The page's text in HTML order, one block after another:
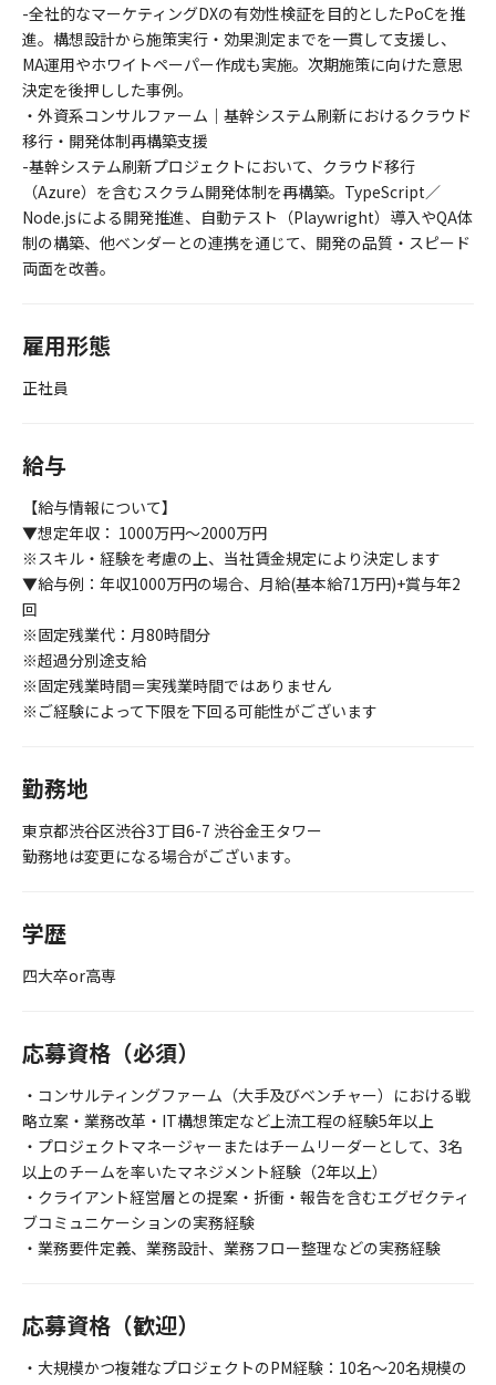
-全社的なマーケティングDXの有効性検証を目的としたPoCを推
進。構想設計から施策実行・効果測定までを一貫して支援し、
MA運用やホワイトペーパー作成も実施。次期施策に向けた意思
決定を後押しした事例。
・外資系コンサルファーム｜基幹システム刷新におけるクラウド
移行・開発体制再構築支援
-基幹システム刷新プロジェクトにおいて、クラウド移行
（Azure）を含むスクラム開発体制を再構築。TypeScript／
Node.jsによる開発推進、自動テスト（Playwright）導入やQA体
制の構築、他ベンダーとの連携を通じて、開発の品質・スピード
両面を改善。
雇用形態
正社員
給与
【給与情報について】
▼想定年収： 1000万円～2000万円
※スキル・経験を考慮の上、当社賃金規定により決定します
▼給与例：年収1000万円の場合、月給(基本給71万円)+賞与年2
回
※固定残業代：月80時間分
※超過分別途支給
※固定残業時間＝実残業時間ではありません
※ご経験によって下限を下回る可能性がございます
勤務地
東京都渋谷区渋谷3丁目6-7 渋谷金王タワー
勤務地は変更になる場合がございます。
学歴
四大卒or高専
応募資格（必須）
・コンサルティングファーム（大手及びベンチャー）における戦
略立案・業務改革・IT構想策定など上流工程の経験5年以上
・プロジェクトマネージャーまたはチームリーダーとして、3名
以上のチームを率いたマネジメント経験（2年以上）
・クライアント経営層との提案・折衝・報告を含むエグゼクティ
ブコミュニケーションの実務経験
・業務要件定義、業務設計、業務フロー整理などの実務経験
応募資格（歓迎）
・大規模かつ複雑なプロジェクトのPM経験：10名～20名規模の